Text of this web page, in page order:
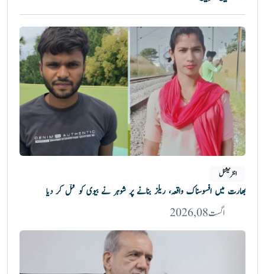
انٹرنیشنل
بھارت میں افسوسناک واقعہ، ریلز بنانے پر شوہر نے بیوی کو قتل کر دیا
اگست 08, 2026